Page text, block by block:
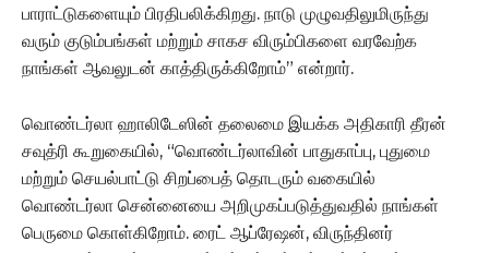
பாராட்டுகளையும் பிரதிபலிக்கிறது. நாடு முழுவதிலுமிருந்து
வரும் குடும்பங்கள் மற்றும் சாகச விரும்பிகளை வரவேற்க
நாங்கள் ஆவலுடன் காத்திருக்கிறோம்” என்றார்.
வொண்டர்லா ஹாலிடேஸின் தலைமை இயக்க அதிகாரி தீரன்
சவுத்ரி கூறுகையில், “வொண்டர்லாவின் பாதுகாப்பு, புதுமை
மற்றும் செயல்பாட்டு சிறப்பைத் தொடரும் வகையில்
வொண்டர்லா சென்னையை அறிமுகப்படுத்துவதில் நாங்கள்
பெருமை கொள்கிறோம். ரைட் ஆப்ரேஷன், விருந்தினர்